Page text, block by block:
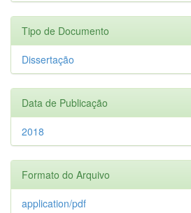
Tipo de Documento
Dissertação
Data de Publicação
2018
Formato do Arquivo
application/pdf